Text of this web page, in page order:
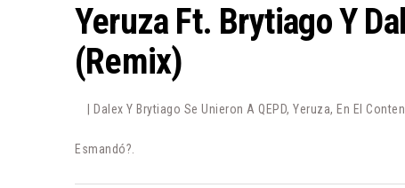
Yeruza Ft. Brytiago Y
(Remix)
| Dalex Y Brytiago Se Unieron A QEPD, Yeruza, En El
Esmandó?.